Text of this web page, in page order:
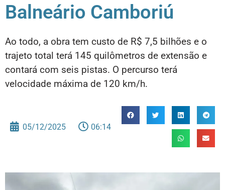
Balneário Camboriú
Ao todo, a obra tem custo de R$ 7,5 bilhões e o
trajeto total terá 145 quilômetros de extensão e
contará com seis pistas. O percurso terá
velocidade máxima de 120 km/h.
05/12/2025 06:14